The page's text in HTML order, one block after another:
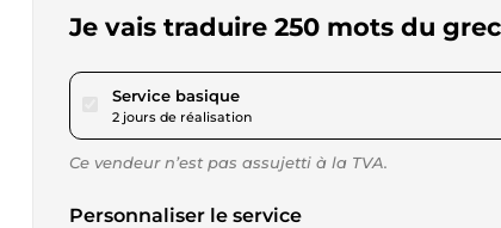
Je vais traduire 250 mots du
Service basiquepour 17,28 $US
2 jours de réalisation
Ce vendeur n’est pas assujetti à la TVA.
Personnaliser le service